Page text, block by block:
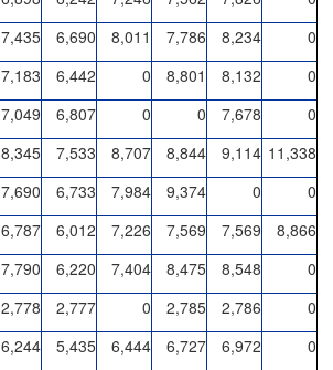
7,435 6,690 8,011 7,786 8,234 0
7,183 6,442 0 8,801 8,132 0
7,049 6,807 0 0 7,678 0
8,345 7,533 8,707 8,844 9,114 11,338
7,690 6,733 7,984 9,374 0 0
6,787 6,012 7,226 7,569 7,569 8,866
7,790 6,220 7,404 8,475 8,548 0
2,778 2,777 0 2,785 2,786 0
6,244 5,435 6,444 6,727 6,972 0